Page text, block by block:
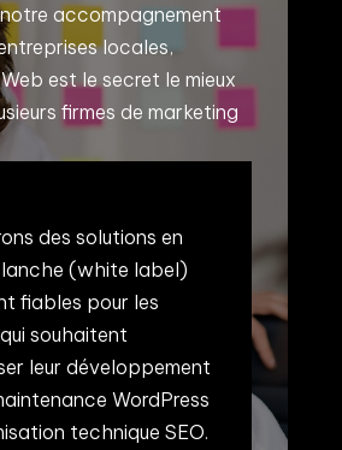
accompagnement
locales,
est le secret le mieux
firmes de marketing
des solutions en
(white label)
fiables pour les
souhaitent
leur développement
WordPress
technique SEO.